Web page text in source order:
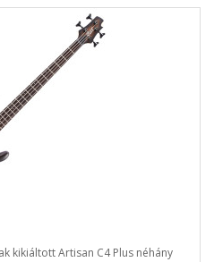
kikiáltott Artisan C4 Plus néhány